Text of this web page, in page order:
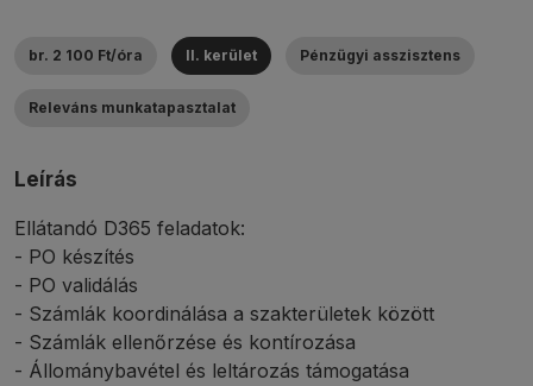
br. 2 100 Ft/óra II. kerület Pénzügyi asszisztens
Releváns munkatapasztalat
Leírás
Ellátandó D365 feladatok:
- PO készítés
- PO validálás
- Számlák koordinálása a szakterületek között
- Számlák ellenőrzése és kontírozása
- Állománybavétel és leltározás támogatása